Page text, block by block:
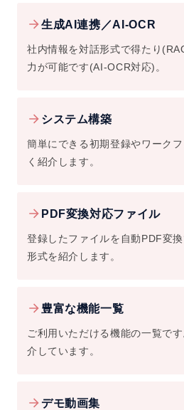
生成AI連携／AI-OCR
社内情報を対話形式で得たり
力が可能です(AI-OCR対応)。
システム構築
簡単にできる初期登録やワーク
く紹介します。
PDF変換対応ファイル
登録したファイルを自動PDF変
形式を紹介します。
豊富な機能一覧
ご利用いただける機能の一覧で
介しています。
デモ動画集